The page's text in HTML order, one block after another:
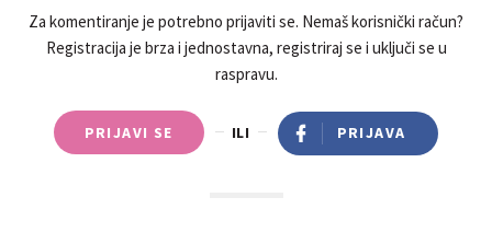
Za komentiranje je potrebno prijaviti se. Nemaš korisnički račun?
Registracija je brza i jednostavna, registriraj se i uključi se u
raspravu.
PRIJAVI SE ILI PRIJAVA